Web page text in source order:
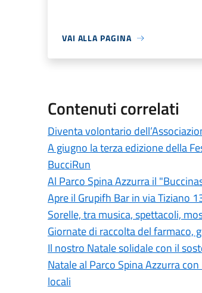
VAI ALLA PAGINA
Contenuti correlati
Diventa volontario
A giugno la terza edizione della
BucciRun
Al Parco Spina Azzurra il
Apre il Grupifh Bar in via Tiziano
Sorelle, tra musica, spettacoli,
Giornate di raccolta del farmaco,
Il nostro Natale solidale con il
Natale al Parco Spina Azzurra
locali